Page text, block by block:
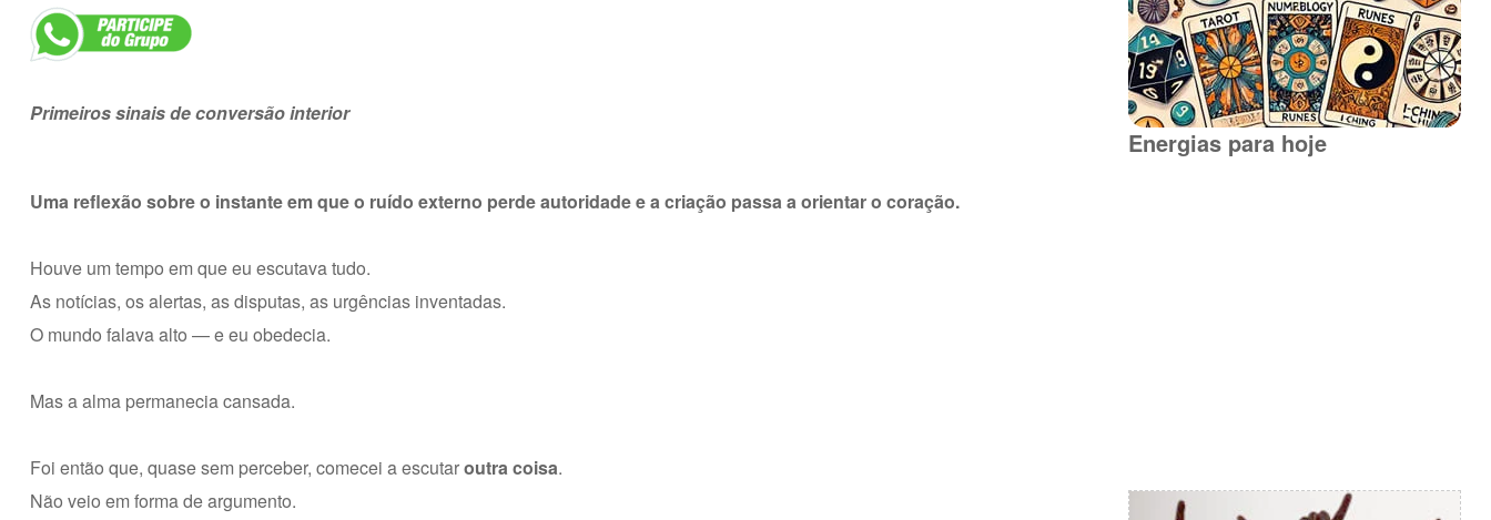
Primeiros sinais de conversão interior
Uma reflexão sobre o instante em que o ruído externo perde autoridade e a criação passa a orientar o coração.
Houve um tempo em que eu escutava tudo.
As notícias, os alertas, as disputas, as urgências inventadas.
O mundo falava alto — e eu obedecia.
Mas a alma permanecia cansada.
Foi então que, quase sem perceber, comecei a escutaroutra coisa.
Não veio em forma de argumento.
Energias para hoje